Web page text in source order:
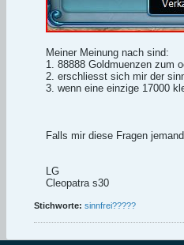
Meiner Meinung nach sind:
1. 88888 Goldmuenzen zum
2. erschliesst sich mir der
3. wenn eine einzige 17000
Falls mir diese Fragen
LG
Cleopatra s30
Stichworte: sinnfrei?????